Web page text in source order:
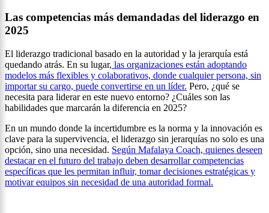
Las competencias más demandadas del liderazgo en
2025
El liderazgo tradicional basado en la autoridad y la jerarquía está
quedando atrás. En su lugar, las organizaciones están adoptando
modelos más flexibles y colaborativos, donde cualquier persona, sin
importar su cargo, puede convertirse en un líder. Pero, ¿qué se
necesita para liderar en este nuevo entorno? ¿Cuáles son las
habilidades que marcarán la diferencia en 2025?
En un mundo donde la incertidumbre es la norma y la innovación es
clave para la supervivencia, el liderazgo sin jerarquías no solo es una
opción, sino una necesidad. Según Mafalaya Coach, quienes deseen
destacar en el futuro del trabajo deben desarrollar competencias
específicas que les permitan influir, tomar decisiones estratégicas y
motivar equipos sin necesidad de una autoridad formal.